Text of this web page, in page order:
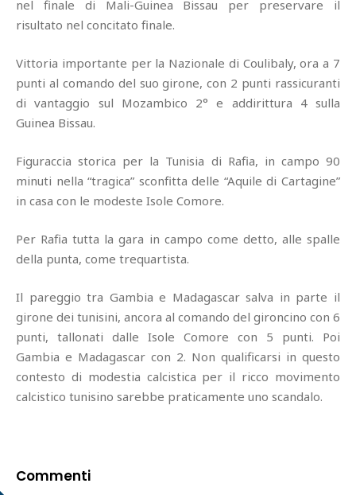
nel finale di Mali-Guinea Bissau per preservare il
risultato nel concitato finale.
Vittoria importante per la Nazionale di Coulibaly, ora a 7
punti al comando del suo girone, con 2 punti rassicuranti
di vantaggio sul Mozambico 2° e addirittura 4 sulla
Guinea Bissau.
Figuraccia storica per la Tunisia di Rafia, in campo 90
minuti nella “tragica” sconfitta delle “Aquile di Cartagine”
in casa con le modeste Isole Comore.
Per Rafia tutta la gara in campo come detto, alle spalle
della punta, come trequartista.
Il pareggio tra Gambia e Madagascar salva in parte il
girone dei tunisini, ancora al comando del gironcino con 6
punti, tallonati dalle Isole Comore con 5 punti. Poi
Gambia e Madagascar con 2. Non qualificarsi in questo
contesto di modestia calcistica per il ricco movimento
calcistico tunisino sarebbe praticamente uno scandalo.
Commenti